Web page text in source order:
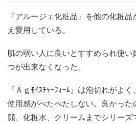
『アルージェ化粧品』を他の化粧
え愛用している。
肌の弱い人に良いとすすめられ使い
つが出来なくなった。
『Ａｇﾓｲｽﾁｬｰﾌｫｰﾑ』は泡切れがよ
使用感がべたべたしない。良かった
顔、化粧水、クリームまでシリー